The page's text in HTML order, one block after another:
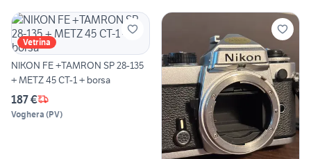
Vetrina
NIKON FE +TAMRON SP 28-135
+ METZ 45 CT-1 + borsa
187 €
Voghera (PV)